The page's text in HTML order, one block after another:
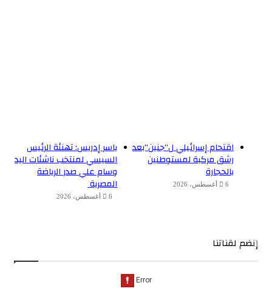
ياسر إدريس: تهنئة الرئيس
السيسي لمنتخب ناشئات اليد
وسام علي صدر الرياضة
المصرية
6 أغسطس، 2026
اقتحام إسرائيلي ل”جنين”بعد
رشق مركبة لمستوطنين
بالحجارة
6 أغسطس، 2026
إنضم لقناتنا